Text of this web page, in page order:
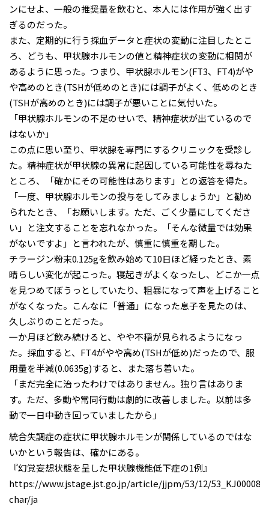
ンにせよ、一般の推奨量を飲むと、本人には作用が強く出す
ぎるのだった。
また、定期的に行う採血データと症状の変動に注目したとこ
ろ、どうも、甲状腺ホルモンの値と精神症状の変動に相関が
あるように思った。つまり、甲状腺ホルモン(FT3、FT4)がや
や高めのとき(TSHが低めのとき)には調子がよく、低めのとき
(TSHが高めのとき)には調子が悪いことに気付いた。
「甲状腺ホルモンの不足のせいで、精神症状が出ているので
はないか」
この点に思い至り、甲状腺を専門にするクリニックを受診し
た。精神症状が甲状腺の異常に起因している可能性を尋ねた
ところ、「確かにその可能性はあります」との返答を得た。
「一度、甲状腺ホルモンの投与をしてみましょうか」と勧め
られたとき、「お願いします。ただ、ごく少量にしてくださ
い」と注文することを忘れなかった。「そんな微量では効果
がないですよ」と言われたが、慎重に慎重を期した。
チラージン粉末0.125gを飲み始めて10日ほど経ったとき、素
晴らしい変化が起こった。寝起きがよくなったし、どこか一点
を見つめてぼうっとしていたり、粗暴になって声を上げること
がなくなった。こんなに「普通」になった息子を見たのは、
久しぶりのことだった。
一か月ほど飲み続けると、やや不穏が見られるようになっ
た。採血すると、FT4がやや高め(TSHが低め)だったので、服
用量を半減(0.0635g)すると、また落ち着いた。
「まだ完全に治ったわけではありません。独り言はありま
す。ただ、多動や常同行動は劇的に改善しました。以前は多
動で一日中動き回っていましたから」
統合失調症の症状に甲状腺ホルモンが関係しているのではな
いかという報告は、確かにある。
『幻覚妄想状態を呈した甲状腺機能低下症の1例』
https://www.jstage.jst.go.jp/article/jjpm/53/12/
char/ja